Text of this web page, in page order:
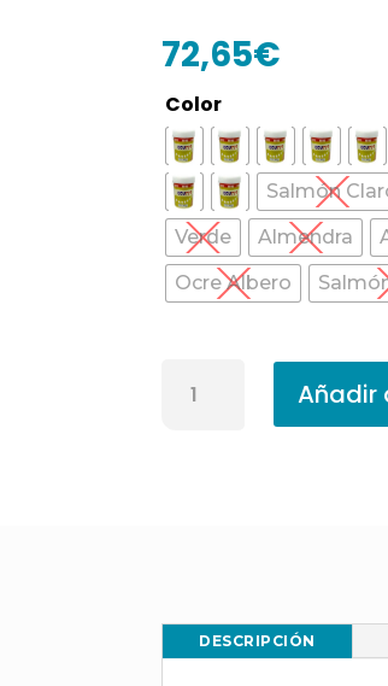
72,65€
Color
Salmón
Verde
Almendra
Ocre Albero
Revestimiento
Liso
Añadir
DESCRIPCIÓN